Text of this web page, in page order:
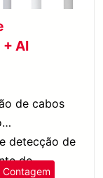
AI
de cabos
detecção de
de
Contagem